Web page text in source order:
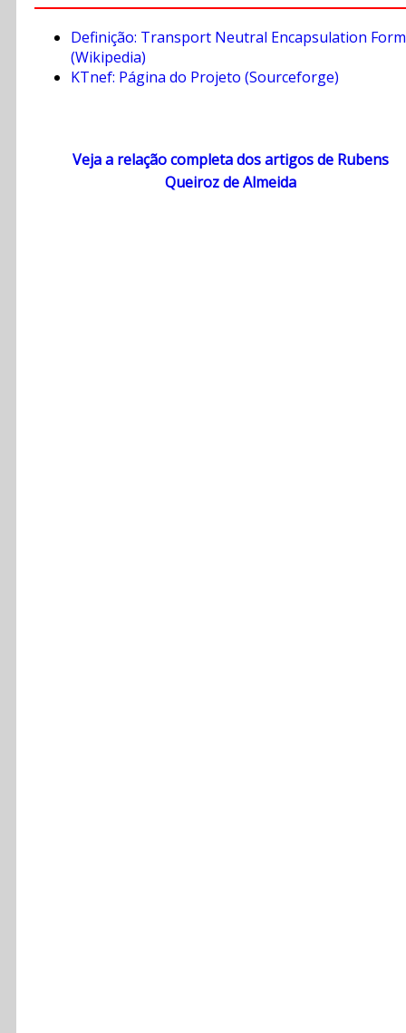
Definição: Transport Neutral Encapsulation
(Wikipedia)
KTnef: Página do Projeto (Sourceforge)
Veja a relação completa dos artigos de Rubens
Queiroz de Almeida